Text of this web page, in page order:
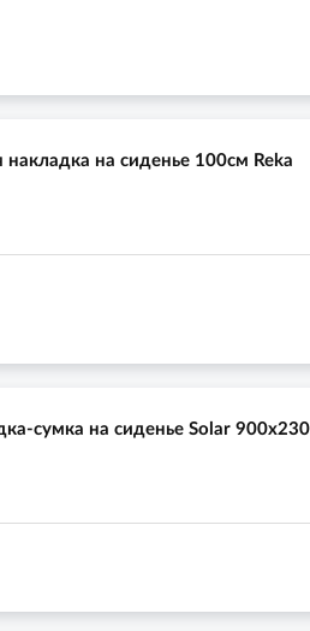
накладка на сиденье 100см Reka
сумка на сиденье Solar